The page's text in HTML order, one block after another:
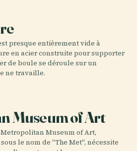
presque entièrement vide à
en acier construite pour supporter
de boule se déroule sur un
ne travaille.
Museum of Art
Museum of Art,
le nom de "The Met", nécessite